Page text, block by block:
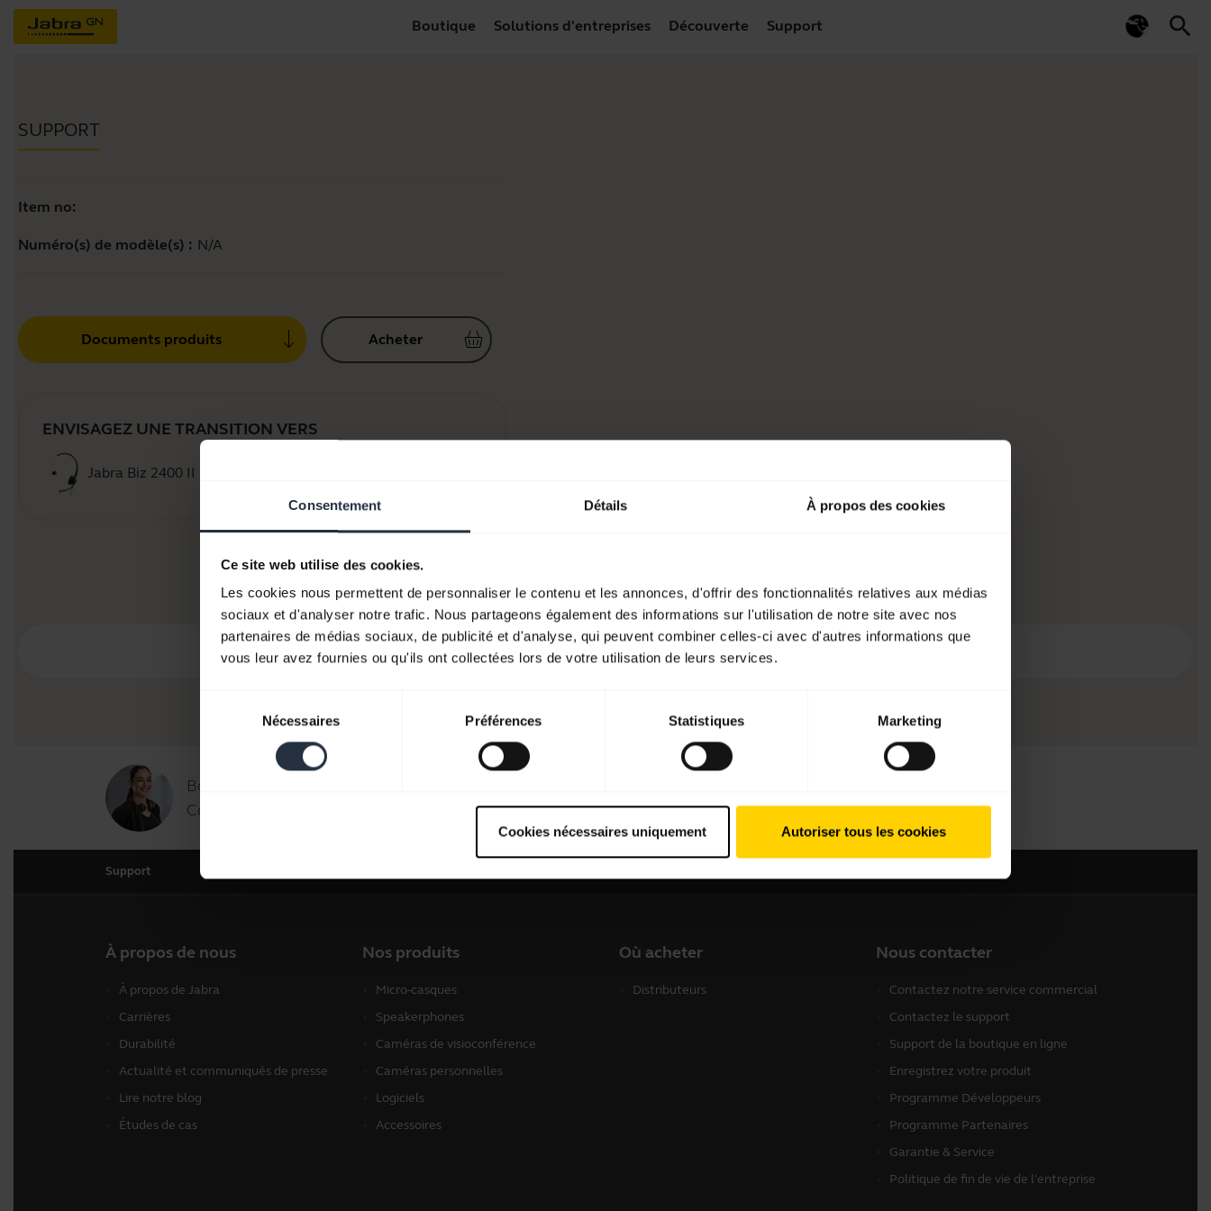
Consentement Détails À propos des cookies
Ce site web utilise des cookies.
Les cookies nous permettent de personnaliser le contenu et les annonces, d'offrir des fonctionnalités relatives aux médias
sociaux et d'analyser notre trafic. Nous partageons également des informations sur l'utilisation de notre site avec nos
partenaires de médias sociaux, de publicité et d'analyse, qui peuvent combiner celles-ci avec d'autres informations que
vous leur avez fournies ou qu'ils ont collectées lors de votre utilisation de leurs services.
consentement
Nécessaires Préférences Statistiques Marketing
Cookies nécessaires uniquement Autoriser tous les cookies
Boutique Solutions d'entreprises Découverte Support search
SUPPORT
Item no:
Numéro(s) de modèle(s) : N/A
Documents produits Acheter
ENVISAGEZ UNE TRANSITION VERS
Jabra Biz 2400 II Duo / Mono
Bonjour,
Comment puis-je vous aider ?
Support
À propos de nous
À propos de Jabra
Carrières
Durabilité
Actualité et communiqués de presse
Lire notre blog
Études de cas
Nos produits
Micro-casques
Speakerphones
Caméras de visioconférence
Caméras personnelles
Logiciels
Accessoires
Où acheter
Distributeurs
Nous contacter
Contactez notre service commercial
Contactez le support
Support de la boutique en ligne
Enregistrez votre produit
Programme Développeurs
Programme Partenaires
Garantie & Service
Politique de fin de vie de l'entreprise